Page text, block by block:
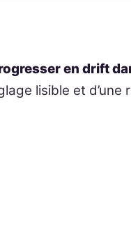
en drift
lisible et